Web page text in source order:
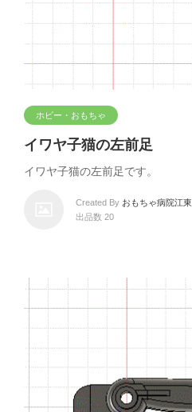
ホビー・おもちゃ
イワヤ子猫の左前足
イワヤ子猫の左前足です。
Created By おもちゃ病院江東
出品数 20